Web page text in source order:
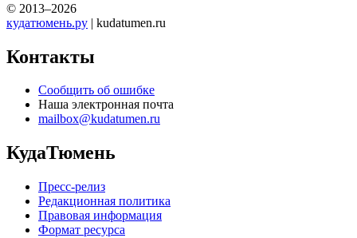
© 2013–2026
кудатюмень.ру | kudatumen.ru
Контакты
Сообщить об ошибке
Наша электронная почта
mailbox@kudatumen.ru
КудаТюмень
Пресс-релиз
Редакционная политика
Правовая информация
Формат ресурса